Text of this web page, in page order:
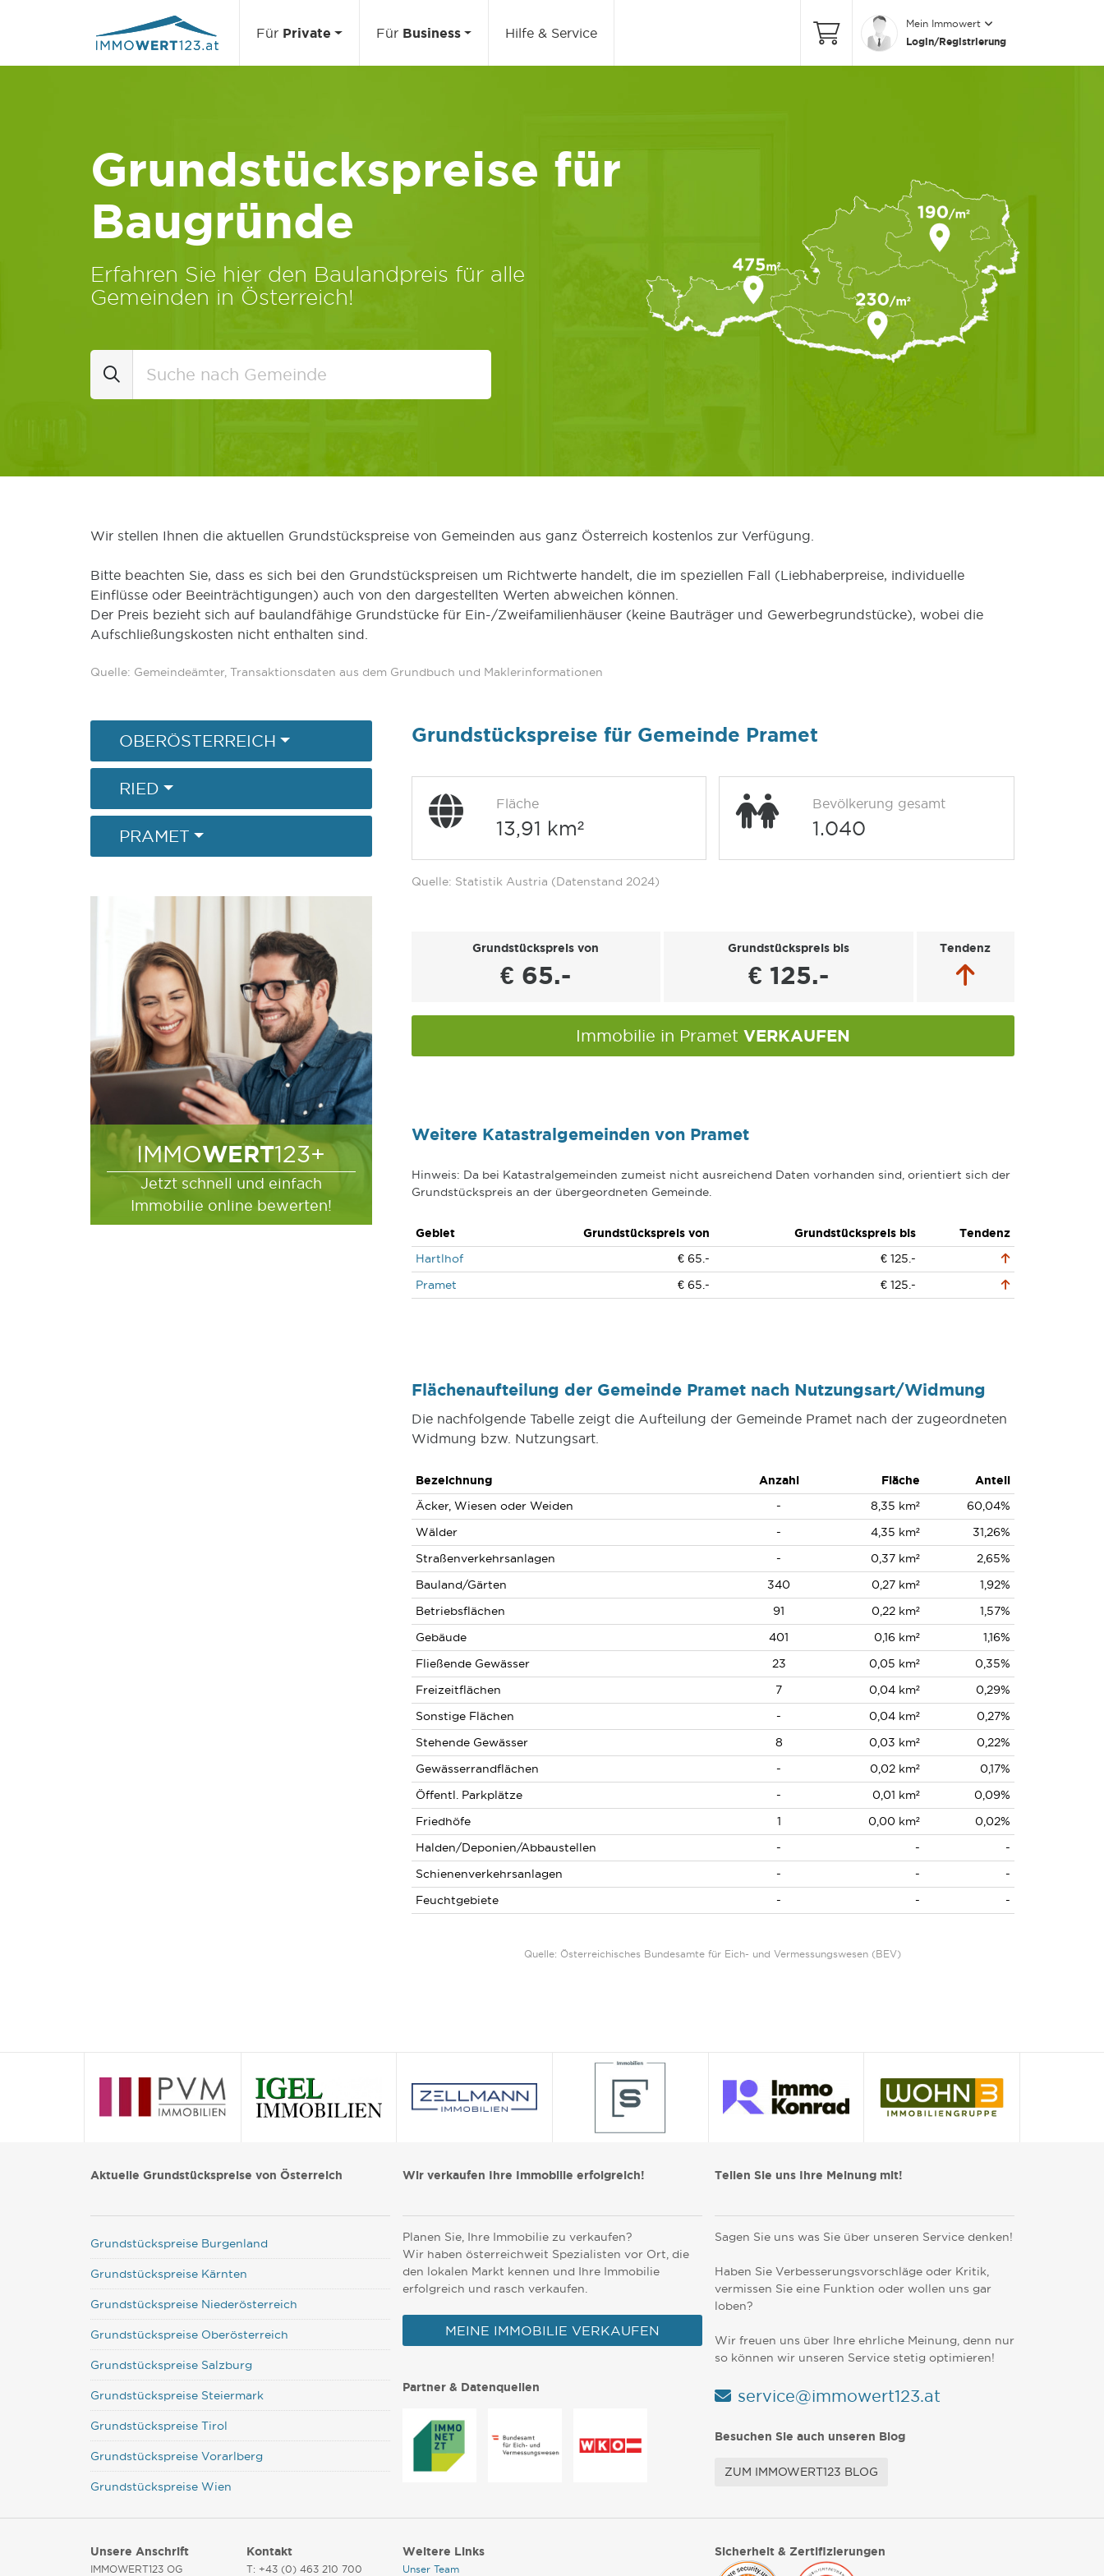
Für Private Für Business Hilfe & Service
Mein Immowert
Login/Registrierung
Grundstückspreise für
Baugründe
Erfahren Sie hier den Baulandpreis für alle
Gemeinden in Österreich!
Wir stellen Ihnen die aktuellen Grundstückspreise von Gemeinden aus ganz Österreich kostenlos zur Verfügung.
Bitte beachten Sie, dass es sich bei den Grundstückspreisen um Richtwerte handelt, die im speziellen Fall (Liebhaberpreise, individuelle
Einflüsse oder Beeinträchtigungen) auch von den dargestellten Werten abweichen können.
Der Preis bezieht sich auf baulandfähige Grundstücke für Ein-/Zweifamilienhäuser (keine Bauträger und Gewerbegrundstücke), wobei die
Aufschließungskosten nicht enthalten sind.
Quelle: Gemeindeämter, Transaktionsdaten aus dem Grundbuch und Maklerinformationen
OBERÖSTERREICH
RIED
PRAMET
IMMOWERT123+
Jetzt schnell und einfach
Immobilie online bewerten!
Grundstückspreise für Gemeinde Pramet
Fläche
13,91 km²
Bevölkerung gesamt
1.040
Quelle: Statistik Austria (Datenstand 2024)
Grundstückspreis von
€ 65.-
Grundstückspreis bis
€ 125.-
Tendenz
Immobilie in Pramet VERKAUFEN
Weitere Katastralgemeinden von Pramet
Hinweis: Da bei Katastralgemeinden zumeist nicht ausreichend Daten vorhanden sind, orientiert sich der
Grundstückspreis an der übergeordneten Gemeinde.
Gebiet Grundstückspreis von Grundstückspreis bis
Tendenz
Hartlhof
€ 65.-
€ 125.-
Pramet
€ 65.- € 125.-
Flächenaufteilung der Gemeinde Pramet nach Nutzungsart/Widmung
Die nachfolgende Tabelle zeigt die Aufteilung der Gemeinde Pramet nach der zugeordneten
Widmung bzw. Nutzungsart.
Bezeichnung Anzahl Fläche
Anteil
Äcker, Wiesen oder Weiden
- 8,35 km²
60,04%
Wälder
- 4,35 km²
31,26%
Straßenverkehrsanlagen
- 0,37 km²
2,65%
Bauland/Gärten
340 0,27 km²
1,92%
Betriebsflächen
91 0,22 km²
1,57%
Gebäude
401 0,16 km²
1,16%
Fließende Gewässer
23 0,05 km²
0,35%
Freizeitflächen
7 0,04 km²
0,29%
Sonstige Flächen
- 0,04 km²
0,27%
Stehende Gewässer
8 0,03 km²
0,22%
Gewässerrandflächen
- 0,02 km²
0,17%
Öffentl. Parkplätze
- 0,01 km²
0,09%
Friedhöfe
1 0,00 km²
0,02%
Halden/Deponien/Abbaustellen
- -
-
Schienenverkehrsanlagen
- -
-
Feuchtgebiete
- - -
Quelle: Österreichisches Bundesamte für Eich- und Vermessungswesen (BEV)
Aktuelle Grundstückspreise von Österreich
Grundstückspreise Burgenland
Grundstückspreise Kärnten
Grundstückspreise Niederösterreich
Grundstückspreise Oberösterreich
Grundstückspreise Salzburg
Grundstückspreise Steiermark
Grundstückspreise Tirol
Grundstückspreise Vorarlberg
Grundstückspreise Wien
Wir verkaufen Ihre Immobilie erfolgreich!
Planen Sie, Ihre Immobilie zu verkaufen?
Wir haben österreichweit Spezialisten vor Ort, die
den lokalen Markt kennen und Ihre Immobilie
erfolgreich und rasch verkaufen.
MEINE IMMOBILIE VERKAUFEN
Partner & Datenquellen
Teilen Sie uns Ihre Meinung mit!
Sagen Sie uns was Sie über unseren Service denken!
Haben Sie Verbesserungsvorschläge oder Kritik,
vermissen Sie eine Funktion oder wollen uns gar
loben?
Wir freuen uns über Ihre ehrliche Meinung, denn nur
so können wir unseren Service stetig optimieren!
service@immowert123.at
Besuchen Sie auch unseren Blog
ZUM IMMOWERT123 BLOG
Unsere Anschrift
IMMOWERT123 OG
Kontakt
T: +43 (0) 463 210 700
Weitere Links
Unser Team
Sicherheit & Zertifizierungen